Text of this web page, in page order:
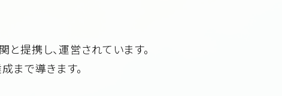
提携し、運営されています。
まで導きます。